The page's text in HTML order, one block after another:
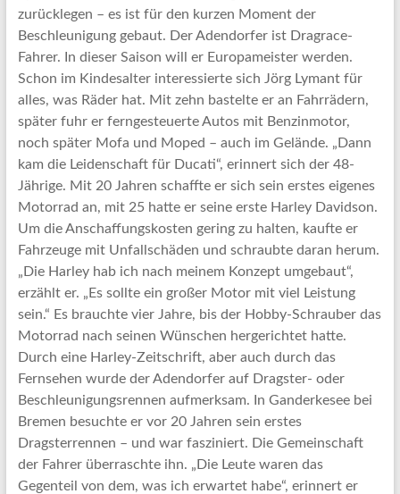
zurücklegen – es ist für den kurzen Moment der
Beschleunigung gebaut. Der Adendorfer ist Dragrace-
Fahrer. In dieser Saison will er Europameister werden.
Schon im Kindesalter interessierte sich Jörg Lymant für
alles, was Räder hat. Mit zehn bastelte er an Fahrrädern,
später fuhr er ferngesteuerte Autos mit Benzinmotor,
noch später Mofa und Moped – auch im Gelände. „Dann
kam die Leidenschaft für Ducati“, erinnert sich der 48-
Jährige. Mit 20 Jahren schaffte er sich sein erstes eigenes
Motorrad an, mit 25 hatte er seine erste Harley Davidson.
Um die Anschaffungskosten gering zu halten, kaufte er
Fahrzeuge mit Unfallschäden und schraubte daran herum.
„Die Harley hab ich nach meinem Konzept umgebaut“,
erzählt er. „Es sollte ein großer Motor mit viel Leistung
sein.“ Es brauchte vier Jahre, bis der Hobby-Schrauber das
Motorrad nach seinen Wünschen hergerichtet hatte.
Durch eine Harley-Zeitschrift, aber auch durch das
Fernsehen wurde der Adendorfer auf Dragster- oder
Beschleunigungsrennen aufmerksam. In Ganderkesee bei
Bremen besuchte er vor 20 Jahren sein erstes
Dragsterrennen – und war fasziniert. Die Gemeinschaft
der Fahrer überraschte ihn. „Die Leute waren das
Gegenteil von dem, was ich erwartet habe“, erinnert er